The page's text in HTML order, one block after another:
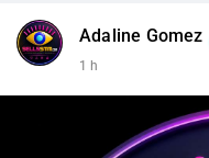
Adaline Gomez
1 h